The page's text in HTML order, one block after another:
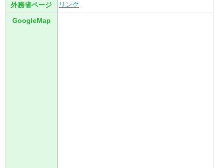
外務省ページ リンク
GoogleMap